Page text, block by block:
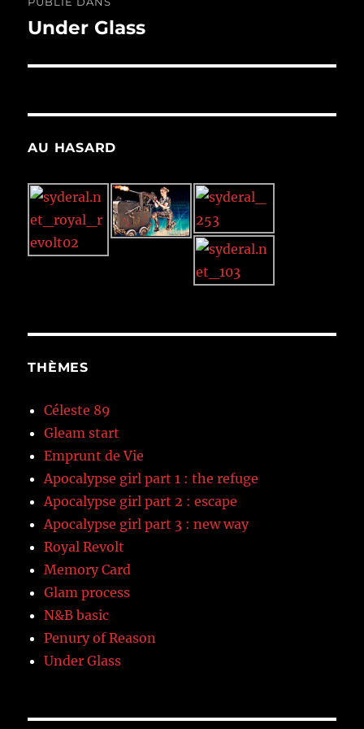
de
Under Glass
AU HASARD
THÈMES
Céleste 89
Gleam start
Emprunt de Vie
Apocalypse girl part 1 : the refuge
Apocalypse girl part 2 : escape
Apocalypse girl part 3 : new way
Royal Revolt
Memory Card
Glam process
N&B basic
Penury of Reason
Under Glass